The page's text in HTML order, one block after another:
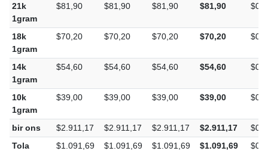
21k
1gram
$81,90 $81,90 $81,90 $81,90
18k
1gram
$70,20 $70,20 $70,20 $70,20
14k
1gram
$54,60 $54,60 $54,60 $54,60
10k
1gram
$39,00 $39,00 $39,00 $39,00
bir ons $2.911,17 $2.911,17 $2.911,17 $2.911,17
Tola
$1.091,69 $1.091,69 $1.091,69 $1.091,69